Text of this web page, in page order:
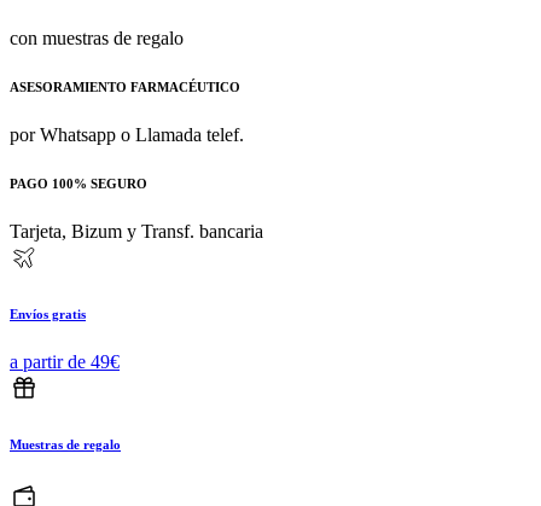
con muestras de regalo
ASESORAMIENTO FARMACÉUTICO
por Whatsapp o Llamada telef.
PAGO 100% SEGURO
Tarjeta, Bizum y Transf. bancaria
Envíos gratis
a partir de 49€
Muestras de regalo